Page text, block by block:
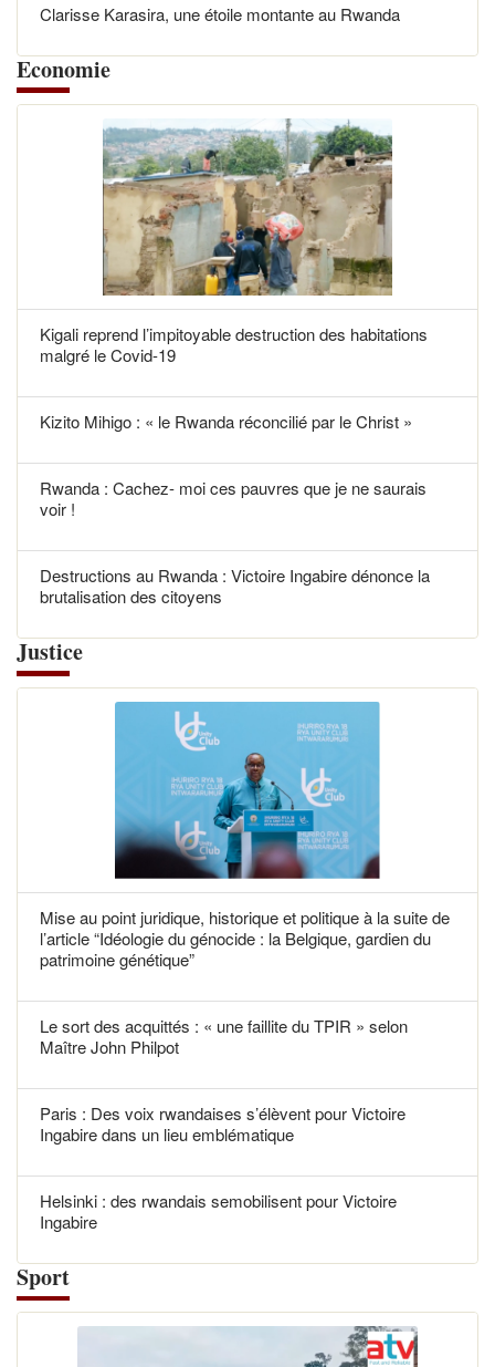
Clarisse Karasira, une étoile montante au Rwanda
Economie
Kigali reprend l’impitoyable destruction des habitations
malgré le Covid-19
Kizito Mihigo : « le Rwanda réconcilié par le Christ »
Rwanda : Cachez- moi ces pauvres que je ne saurais
voir !
Destructions au Rwanda : Victoire Ingabire dénonce la
brutalisation des citoyens
Justice
Mise au point juridique, historique et politique à la suite de
l’article “Idéologie du génocide : la Belgique, gardien du
patrimoine génétique”
Le sort des acquittés : « une faillite du TPIR » selon
Maître John Philpot
Paris : Des voix rwandaises s’élèvent pour Victoire
Ingabire dans un lieu emblématique
Helsinki : des rwandais semobilisent pour Victoire
Ingabire
Sport